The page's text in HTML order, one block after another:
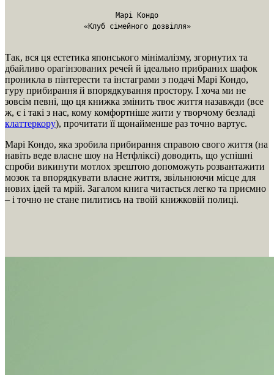
Марі Кондо
«Клуб сімейного дозвілля»
Так, вся ця естетика японського мінімалізму, згорнутих та
дбайливо орагінзованих речей й ідеально прибраних шафок
проникла в пінтерести та інстаграми з подачі Марі Кондо,
гуру прибирання й впорядкування простору. І хоча ми не
зовсім певні, що ця книжка змінить твоє життя назавжди (все
ж, є і такі з нас, кому комфортніше жити у творчому безладі
клаттеркору), прочитати її щонайменше раз точно вартує.
Марі Кондо, яка зробила прибирання справою свого життя (на
навіть веде власне шоу на Нетфліксі) доводить, що успішні
спроби викинути мотлох зрештою допоможуть розвантажити
мозок та впорядкувати власне життя, звільнюючи місце для
нових ідей та мрій. Загалом книга читається легко та приємно
– і точно не стане пилитись на твоїй книжковій полиці.